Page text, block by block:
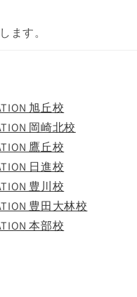
ます。
旭丘校
岡崎北校
鷹丘校
日進校
豊川校
豊田大林校
本部校